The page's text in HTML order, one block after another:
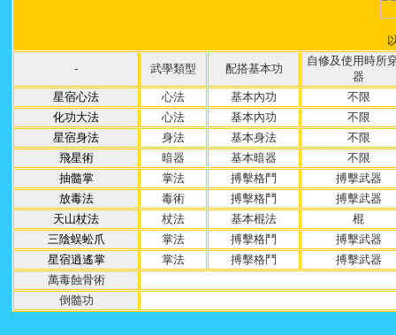
- 武學類型 配搭基本功
自修及使用時所
器
星宿心法
心法 基本內功
不限
化功大法
心法 基本內功
不限
星宿身法
身法 基本身法
不限
飛星術
暗器 基本暗器
不限
抽髓掌
掌法 搏擊格鬥
搏擊武器
放毒法
毒術 搏擊格鬥
搏擊武器
天山杖法
杖法 基本棍法
棍
三陰蜈蚣爪
掌法 搏擊格鬥
搏擊武器
星宿逍遙掌
掌法 搏擊格鬥
搏擊武器
萬毒蝕骨術
倒髓功